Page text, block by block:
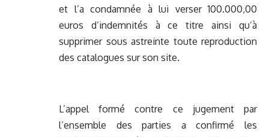
et l’a condamnée à lui verser 100.000,00
euros d’indemnités à ce titre ainsi qu’à
supprimer sous astreinte toute reproduction
des catalogues sur son site.
L’appel formé contre ce jugement par
l’ensemble des parties a confirmé les